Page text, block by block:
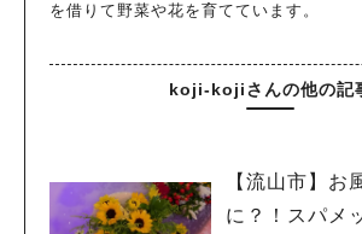
を借りて野菜や花を育てています。
koji-kojiさんの他の記
【流山市】お
に？！スパメ